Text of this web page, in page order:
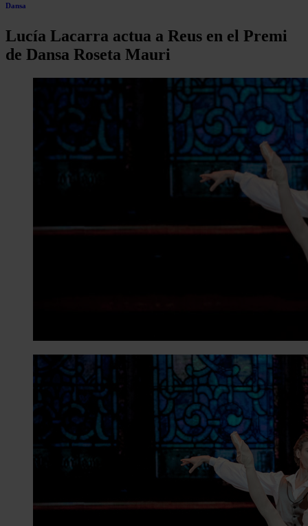
Dansa
Lucía Lacarra actua a Reus en el Premi
de Dansa Roseta Mauri